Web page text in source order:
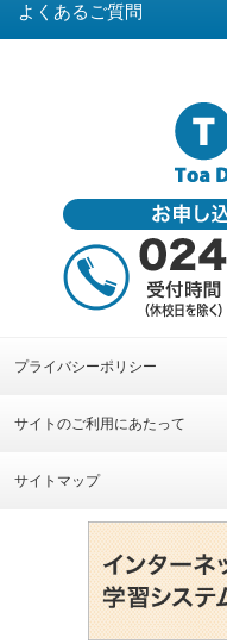
よくあるご質問
プライバシーポリシー
サイトのご利用にあたって
サイトマップ